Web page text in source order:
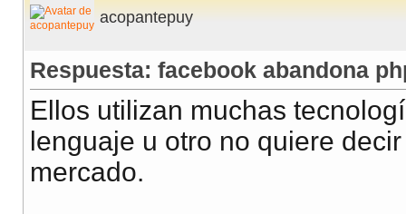
acopantepuy
Respuesta: facebook abandona
Ellos utilizan muchas
lenguaje u otro no quiere
mercado.